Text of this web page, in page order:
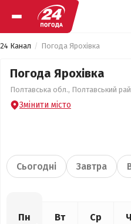
24 Канал Погода Ярохівка
Погода Ярохівка
Полтавська обл., Полтавський
Змінити місто
Сьогодні Завтра
Пн Вт Ср